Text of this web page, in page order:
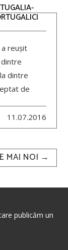
a reușit
dintre
de
11.07.2016
MAI NOI →
publicăm un